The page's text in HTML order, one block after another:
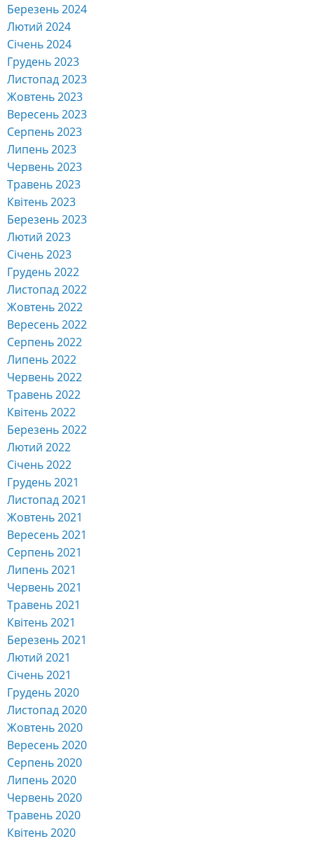
Березень 2024
Лютий 2024
Січень 2024
Грудень 2023
Листопад 2023
Жовтень 2023
Вересень 2023
Серпень 2023
Липень 2023
Червень 2023
Травень 2023
Квітень 2023
Березень 2023
Лютий 2023
Січень 2023
Грудень 2022
Листопад 2022
Жовтень 2022
Вересень 2022
Серпень 2022
Липень 2022
Червень 2022
Травень 2022
Квітень 2022
Березень 2022
Лютий 2022
Січень 2022
Грудень 2021
Листопад 2021
Жовтень 2021
Вересень 2021
Серпень 2021
Липень 2021
Червень 2021
Травень 2021
Квітень 2021
Березень 2021
Лютий 2021
Січень 2021
Грудень 2020
Листопад 2020
Жовтень 2020
Вересень 2020
Серпень 2020
Липень 2020
Червень 2020
Травень 2020
Квітень 2020